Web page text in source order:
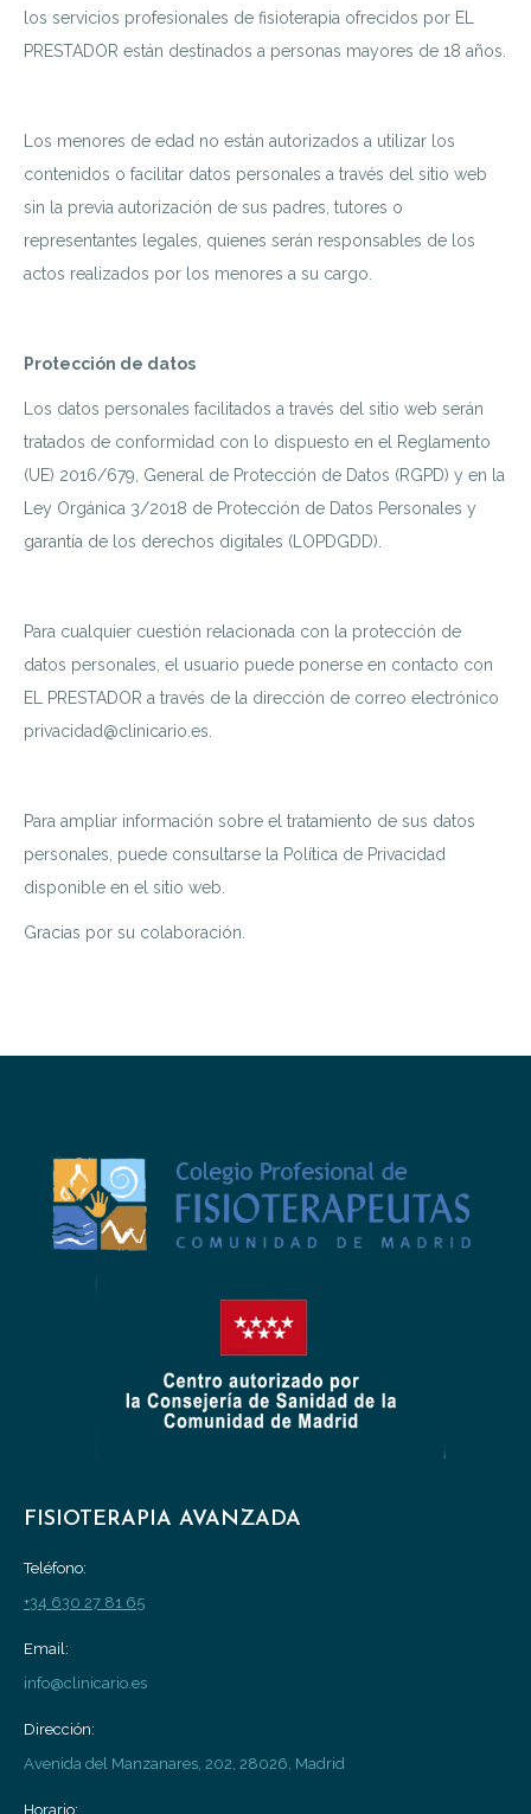
los servicios profesionales de fisioterapia ofrecidos por EL
PRESTADOR están destinados a personas mayores de 18 años.
Los menores de edad no están autorizados a utilizar los
contenidos o facilitar datos personales a través del sitio web
sin la previa autorización de sus padres, tutores o
representantes legales, quienes serán responsables de los
actos realizados por los menores a su cargo.
Protección de datos
Los datos personales facilitados a través del sitio web serán
tratados de conformidad con lo dispuesto en el Reglamento
(UE) 2016/679, General de Protección de Datos (RGPD) y en la
Ley Orgánica 3/2018 de Protección de Datos Personales y
garantía de los derechos digitales (LOPDGDD).
Para cualquier cuestión relacionada con la protección de
datos personales, el usuario puede ponerse en contacto con
EL PRESTADOR a través de la dirección de correo electrónico
privacidad@clinicario.es.
Para ampliar información sobre el tratamiento de sus datos
personales, puede consultarse la Política de Privacidad
disponible en el sitio web.
Gracias por su colaboración.
FISIOTERAPIA AVANZADA
Teléfono:
+34 630 27 81 65
Email:
info@clinicario.es
Dirección:
Avenida del Manzanares, 202, 28026, Madrid
Horario: